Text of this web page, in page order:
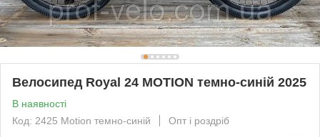
Велосипед Royal 24 MOTION темно-синій 2025
В наявності
Код: 2425 Motion темно-синій
Опт і роздріб